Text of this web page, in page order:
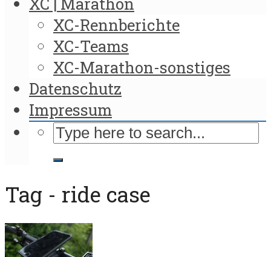
XC-Rennberichte
XC-Teams
XC-Marathon-sonstiges
Datenschutz
Impressum
Tag - ride case